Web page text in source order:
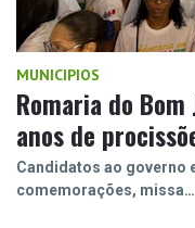
MUNICIPIOS
Romaria do
anos de
Candidatos ao governo
comemorações, missa…